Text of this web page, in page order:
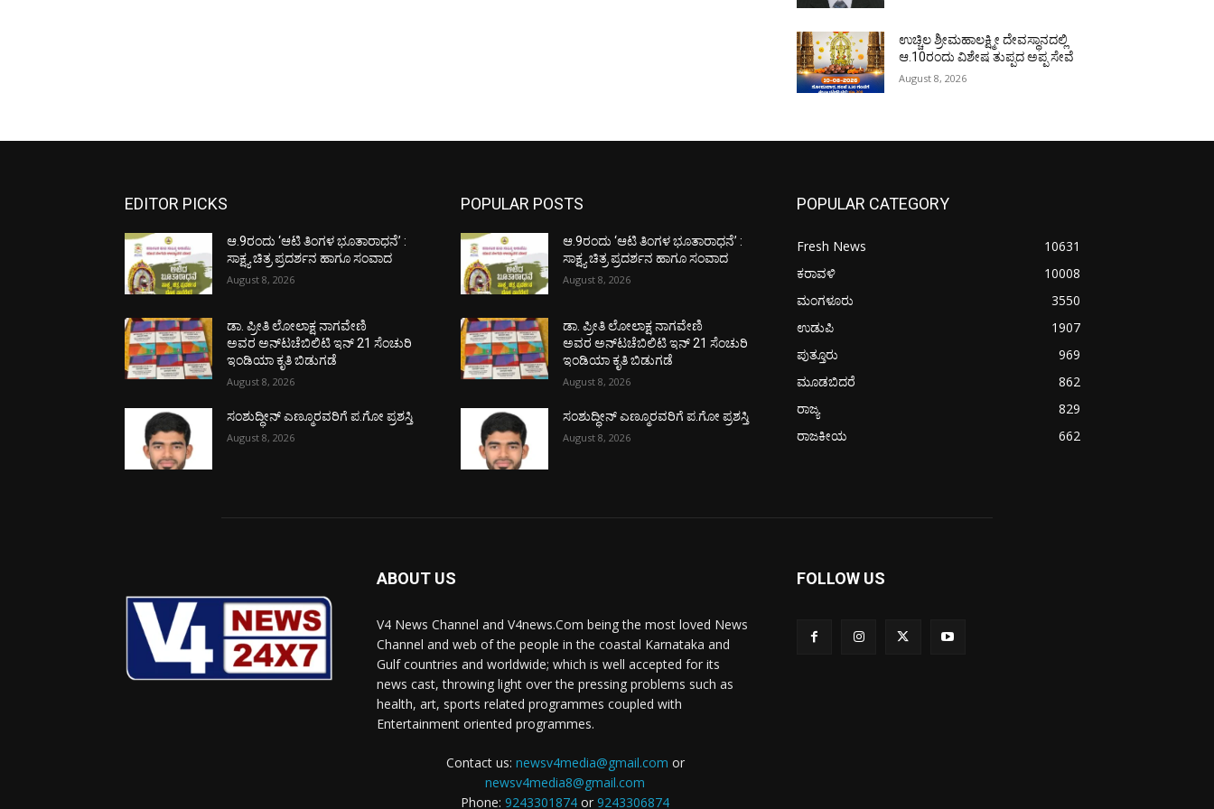
ಉಚ್ಚಿಲ ಶ್ರೀಮಹಾಲಕ್ಷ್ಮೀ ದೇವಸ್ಥಾನದಲ್ಲಿ
ಆ.10ರಂದು ವಿಶೇಷ ತುಪ್ಪದ ಅಪ್ಪ ಸೇವೆ
August 8, 2026
EDITOR PICKS
ಆ.9ರಂದು ‘ಆಟಿ ತಿಂಗಳ ಭೂತಾರಾಧನೆ’ :
ಸಾಕ್ಷ್ಯ ಚಿತ್ರ ಪ್ರದರ್ಶನ ಹಾಗೂ ಸಂವಾದ
August 8, 2026
ಡಾ. ಪ್ರೀತಿ ಲೋಲಾಕ್ಷ ನಾಗವೇಣಿ
ಅವರ ಅನ್‌ಟಚೆಬಿಲಿಟಿ ಇನ್ 21 ಸೆಂಚುರಿ
ಇಂಡಿಯಾ ಕೃತಿ ಬಿಡುಗಡೆ
August 8, 2026
ಸಂಶುದ್ಧೀನ್ ಎಣ್ಮೂರವರಿಗೆ ಪ.ಗೋ ಪ್ರಶಸ್ತಿ
August 8, 2026
POPULAR POSTS
ಆ.9ರಂದು ‘ಆಟಿ ತಿಂಗಳ ಭೂತಾರಾಧನೆ’ :
ಸಾಕ್ಷ್ಯ ಚಿತ್ರ ಪ್ರದರ್ಶನ ಹಾಗೂ ಸಂವಾದ
August 8, 2026
ಡಾ. ಪ್ರೀತಿ ಲೋಲಾಕ್ಷ ನಾಗವೇಣಿ
ಅವರ ಅನ್‌ಟಚೆಬಿಲಿಟಿ ಇನ್ 21 ಸೆಂಚುರಿ
ಇಂಡಿಯಾ ಕೃತಿ ಬಿಡುಗಡೆ
August 8, 2026
ಸಂಶುದ್ಧೀನ್ ಎಣ್ಮೂರವರಿಗೆ ಪ.ಗೋ ಪ್ರಶಸ್ತಿ
August 8, 2026
POPULAR CATEGORY
Fresh News
10631
ಕರಾವಳಿ
10008
ಮಂಗಳೂರು
3550
ಉಡುಪಿ
1907
ಪುತ್ತೂರು
969
ಮೂಡಬಿದರೆ
862
ರಾಜ್ಯ
829
ರಾಜಕೀಯ
662
ABOUT US
V4 News Channel and V4news.Com being the most loved News
Channel and web of the people in the coastal Karnataka and
Gulf countries and worldwide; which is well accepted for its
news cast, throwing light over the pressing problems such as
health, art, sports related programmes coupled with
Entertainment oriented programmes.
Contact us: newsv4media@gmail.com or
newsv4media8@gmail.com
Phone: 9243301874 or 9243306874
FOLLOW US